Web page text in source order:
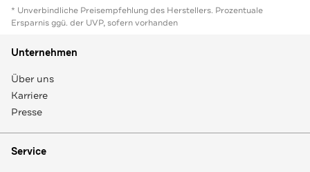
* Unverbindliche Preisempfehlung des Herstellers. Prozentuale
Ersparnis ggü. der UVP, sofern vorhanden
Unternehmen
Über uns
Karriere
Presse
Service